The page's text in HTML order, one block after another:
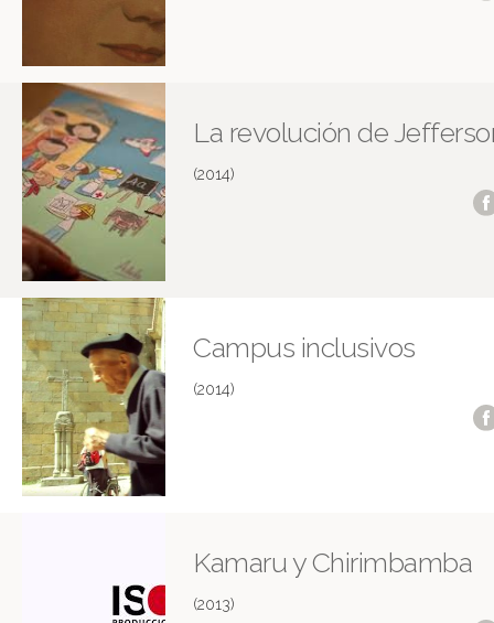
La revolución de
(2014)
Campus inclusivos
(2014)
Kamaru y Chirimbamba
(2013)